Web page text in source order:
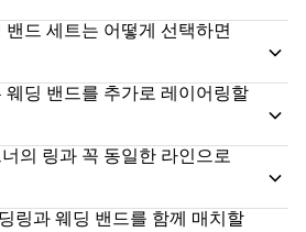
드 세트는 어떻게 선택하면
딩 밴드를 추가로 레이어링할
의 링과 꼭 동일한 라인으로
링과 웨딩 밴드를 함께 매치할